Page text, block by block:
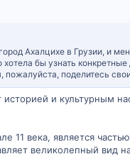
Ахалцихе в Грузии, и
бы узнать
пожалуйста, поделитесь
и культурным
11 века, является
великолепный вид